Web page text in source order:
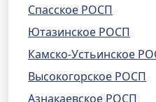
Спасское РОСП
Ютазинское РОСП
Камско-Устьинское
Высокогорское РОСП
Азнакаевское РОСП